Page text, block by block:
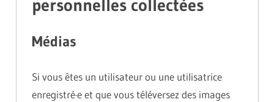
personnelles collectées
Médias
Si vous êtes un utilisateur ou une utilisatrice
enregistré·e et que vous téléversez des images